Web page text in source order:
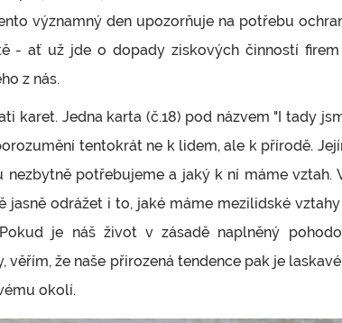
významný den upozorňuje na potřebu
- ať už jde o dopady ziskových činností
z nás.
karet. Jedna karta (č.18) pod názvem "I tady
tentokrát ne k lidem, ale k přírodě.
potřebujeme a jaký k ní máme vztah.
jasně odrážet i to, jaké máme mezilidské
je náš život v zásadě naplněný
že naše přirozená tendence pak je
okolí.